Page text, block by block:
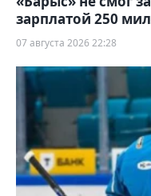
зарплатой 250
07 августа 2026 22:28